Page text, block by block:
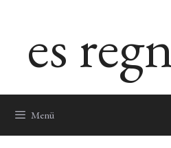
springenes
Menü